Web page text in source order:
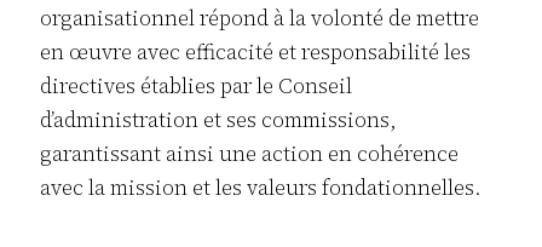
organisationnel répond à la volonté de mettre
en œuvre avec efficacité et responsabilité les
directives établies par le Conseil
d’administration et ses commissions,
garantissant ainsi une action en cohérence
avec la mission et les valeurs fondationnelles.